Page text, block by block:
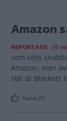
Amazon
REPORTAGE 26
som säljs
Amazon, men
Här är Blockets
Gasa (5)